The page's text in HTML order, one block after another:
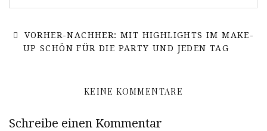
VORHER-NACHHER: MIT HIGHLIGHTS IM MAKE-
UP SCHÖN FÜR DIE PARTY UND JEDEN TAG
KEINE KOMMENTARE
Schreibe einen Kommentar